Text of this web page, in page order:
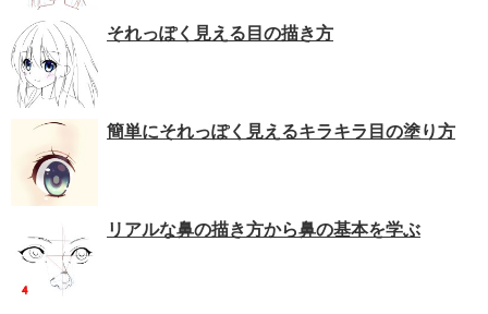
それっぽく見える目の描き方
簡単にそれっぽく見えるキラキラ目の塗り方
リアルな鼻の描き方から鼻の基本を学ぶ